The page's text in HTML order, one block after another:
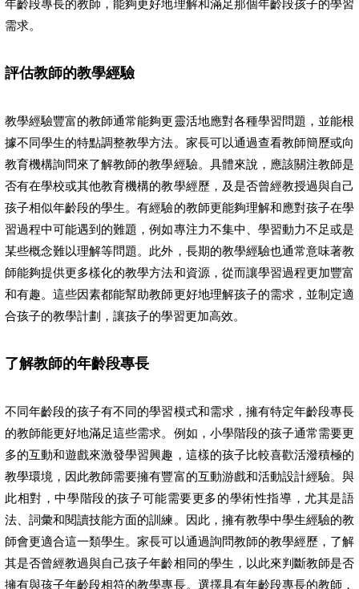
年齡段專長的教師，能夠更好地理解和滿足那個年齡段孩子的學習
需求。
評估教師的教學經驗
教學經驗豐富的教師通常能夠更靈活地應對各種學習問題，並能根
據不同學生的特點調整教學方法。家長可以通過查看教師簡歷或向
教育機構詢問來了解教師的教學經驗。具體來說，應該關注教師是
否有在學校或其他教育機構的教學經歷，及是否曾經教授過與自己
孩子相似年齡段的學生。有經驗的教師更能夠理解和應對孩子在學
習過程中可能遇到的難題，例如專注力不集中、學習動力不足或是
某些概念難以理解等問題。此外，長期的教學經驗也通常意味著教
師能夠提供更多樣化的教學方法和資源，從而讓學習過程更加豐富
和有趣。這些因素都能幫助教師更好地理解孩子的需求，並制定適
合孩子的教學計劃，讓孩子的學習更加高效。
了解教師的年齡段專長
不同年齡段的孩子有不同的學習模式和需求，擁有特定年齡段專長
的教師能更好地滿足這些需求。例如，小學階段的孩子通常需要更
多的互動和遊戲來激發學習興趣，這樣的孩子比較喜歡活潑積極的
教學環境，因此教師需要擁有豐富的互動游戲和活動設計經驗。與
此相對，中學階段的孩子可能需要更多的學術性指導，尤其是語
法、詞彙和閱讀技能方面的訓練。因此，擁有教學中學生經驗的教
師會更適合這一類學生。家長可以通過詢問教師的教學經歷，了解
其是否曾經教過與自己孩子年齡相同的學生，以此來判斷教師是否
擁有與孩子年齡段相符的教學專長。選擇具有年齡段專長的教師，